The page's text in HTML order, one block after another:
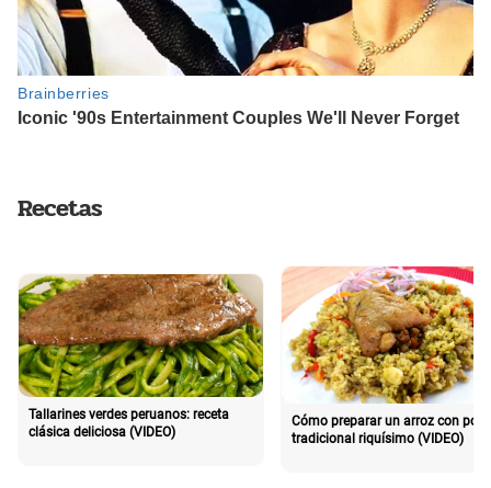
Recetas
Tallarines verdes peruanos: receta
clásica deliciosa (VIDEO)
Cómo preparar un arroz con pollo
tradicional riquísimo (VIDEO)